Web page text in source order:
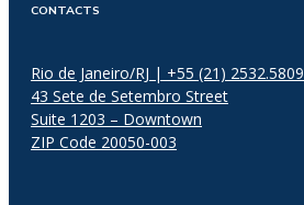
CONTACTS
Rio de Janeiro/RJ | +55 (21) 2532.5809
43 Sete de Setembro Street
Suite 1203 – Downtown
ZIP Code 20050-003